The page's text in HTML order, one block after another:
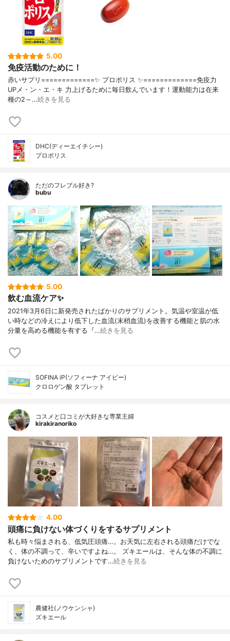
5.00
免疫活動のために！
赤いサプリ=============✨ プロポリス ✨=============免疫力
UPメ・ン・エ・キ 力上げるために毎日飲んでいます！運動能力は在来
種の2～…続きを見る
DHC(ディーエイチシー)
プロポリス
ただのフレブル好き?
bubu
5.00
飲む血流ケア✨
2021年3月6日に新発売されたばかりのサプリメント。気温や室温が低
い時などの冷えにより低下した血流(末梢血流)を改善する機能と肌の水
分量を高める機能を有する『…続きを見る
SOFINA iP(ソフィーナ アイピー)
クロロゲン酸 タブレット
コスメと口コミが大好きな専業主婦
kirakiranoriko
4.00
頭痛に負けない体づくりをするサプリメント
私も時々悩まされる、低気圧頭痛…。お天気に左右される頭痛だけでな
く、体の不調って、辛いですよね…。 ズキエールは、そんな体の不調に
負けないためのサプリメントです…続きを見る
農健社(ノウケンシャ)
ズキエール